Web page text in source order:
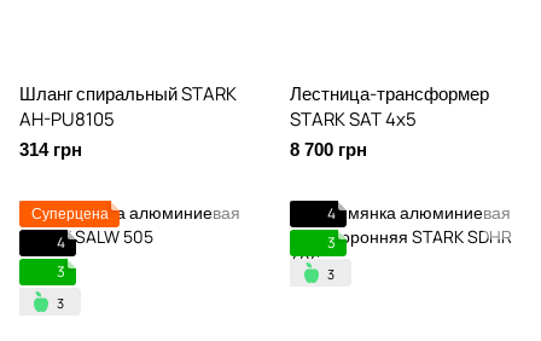
Шланг спиральный STARK
AH-PU8105
314 грн
Лестница-трансформер
STARK SAT 4x5
8 700 грн
Суперцена
4
3
4
3